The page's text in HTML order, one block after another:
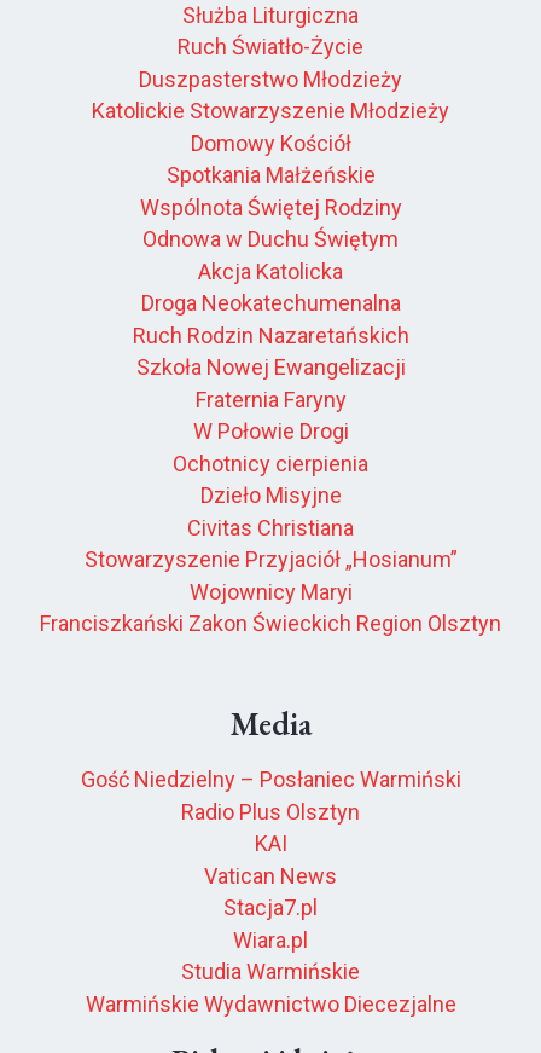
Służba Liturgiczna
Ruch Światło-Życie
Duszpasterstwo Młodzieży
Katolickie Stowarzyszenie Młodzieży
Domowy Kościół
Spotkania Małżeńskie
Wspólnota Świętej Rodziny
Odnowa w Duchu Świętym
Akcja Katolicka
Droga Neokatechumenalna
Ruch Rodzin Nazaretańskich
Szkoła Nowej Ewangelizacji
Fraternia Faryny
W Połowie Drogi
Ochotnicy cierpienia
Dzieło Misyjne
Civitas Christiana
Stowarzyszenie Przyjaciół „Hosianum”
Wojownicy Maryi
Franciszkański Zakon Świeckich Region Olsztyn
Media
Gość Niedzielny – Posłaniec Warmiński
Radio Plus Olsztyn
KAI
Vatican News
Stacja7.pl
Wiara.pl
Studia Warmińskie
Warmińskie Wydawnictwo Diecezjalne